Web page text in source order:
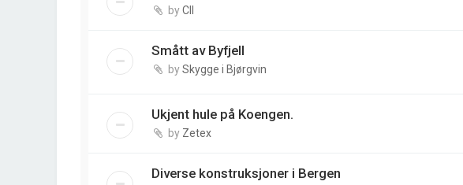
byCII
Smått av Byfjell
bySkygge i Bjørgvin
Ukjent hule på Koengen.
by Zetex
Diverse konstruksjoner i Bergen